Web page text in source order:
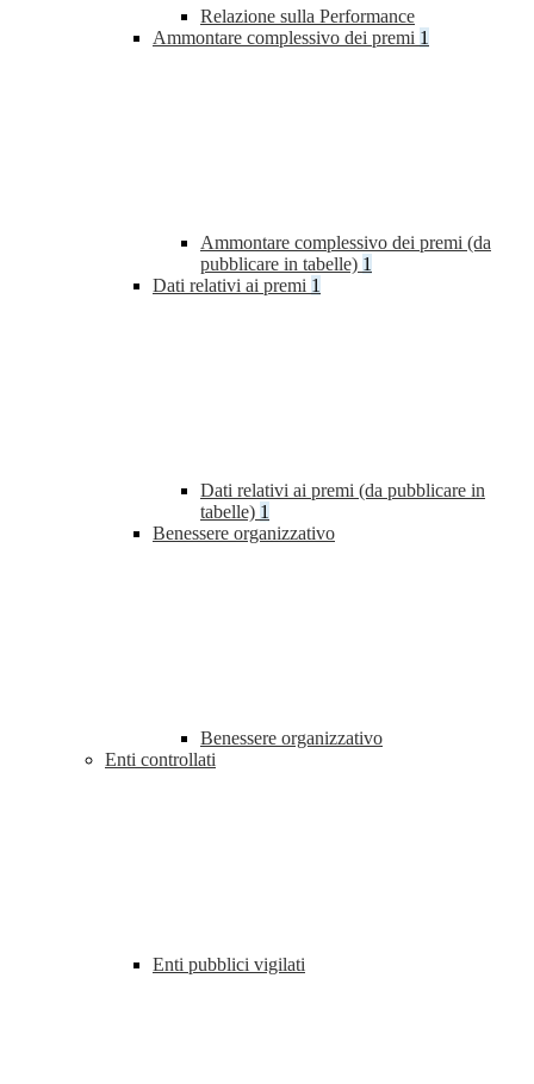
Relazione sulla Performance
Ammontare complessivo dei premi 1
Ammontare complessivo dei premi (da
pubblicare in tabelle) 1
Dati relativi ai premi 1
Dati relativi ai premi (da pubblicare in
tabelle) 1
Benessere organizzativo
Benessere organizzativo
Enti controllati
Enti pubblici vigilati